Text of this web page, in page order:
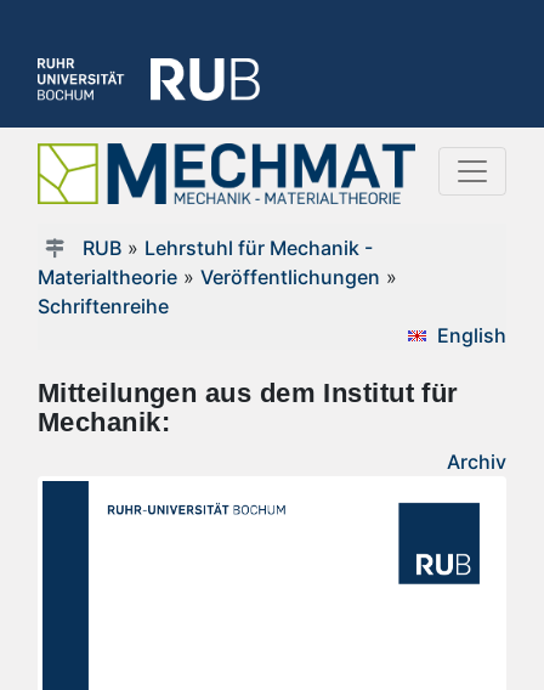
RUB» Lehrstuhl für Mechanik -
Materialtheorie » Veröffentlichungen »
Schriftenreihe
English
Mitteilungen aus dem Institut für
Mechanik:
Archiv